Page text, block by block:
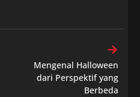
Mengenal Halloween
dari Perspektif yang
Berbeda